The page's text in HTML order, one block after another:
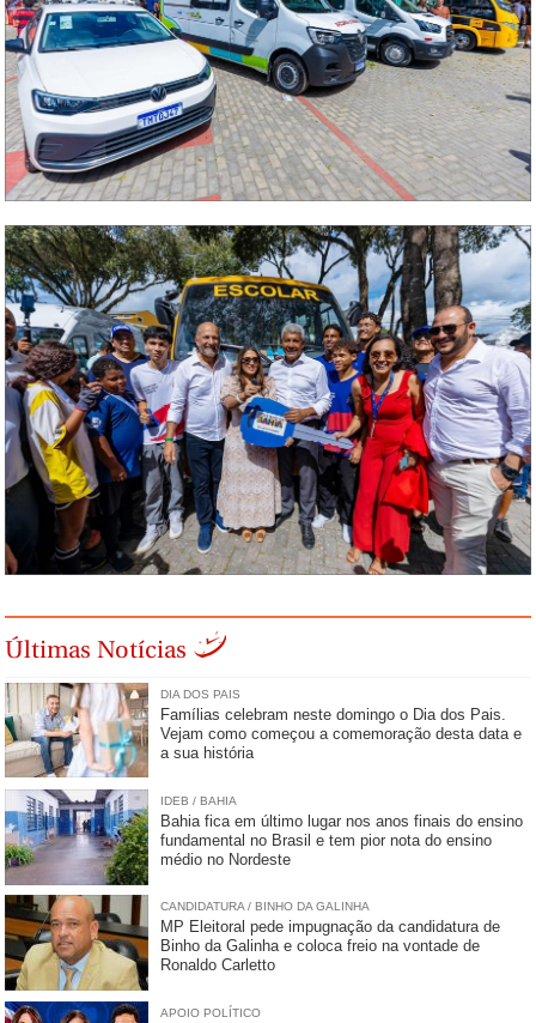
Últimas Notícias
DIA DOS PAIS
Famílias celebram neste domingo o Dia dos Pais.
Vejam como começou a comemoração desta data e
a sua história
IDEB / BAHIA
Bahia fica em último lugar nos anos finais do ensino
fundamental no Brasil e tem pior nota do ensino
médio no Nordeste
CANDIDATURA / BINHO DA GALINHA
MP Eleitoral pede impugnação da candidatura de
Binho da Galinha e coloca freio na vontade de
Ronaldo Carletto
APOIO POLÍTICO